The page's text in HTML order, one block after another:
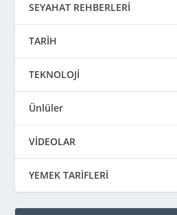
SEYAHAT REHBERLERİ
TARİH
TEKNOLOJİ
Ünlüler
VİDEOLAR
YEMEK TARİFLERİ